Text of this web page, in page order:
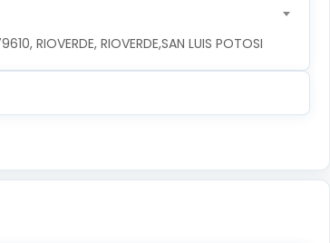
RIOVERDE, RIOVERDE,SAN LUIS POTOSI